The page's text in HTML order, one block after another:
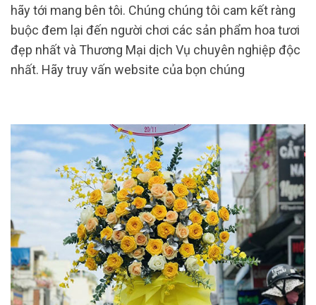
hãy tới mang bên tôi. Chúng chúng tôi cam kết ràng
buộc đem lại đến người chơi các sản phẩm hoa tươi
đẹp nhất và Thương Mại dịch Vụ chuyên nghiệp độc
nhất. Hãy truy vấn website của bọn chúng